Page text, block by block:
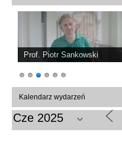
Prof. Piotr Sankowski
Kalendarz wydarzeń